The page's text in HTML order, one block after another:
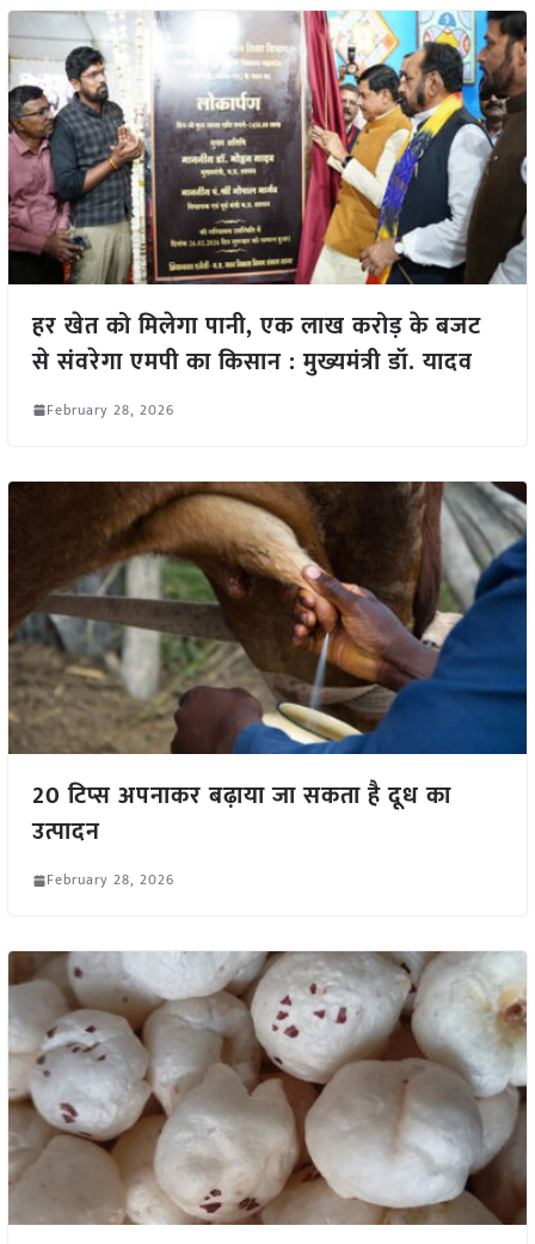
हर खेत को मिलेगा पानी, एक लाख करोड़ के बजट
से संवरेगा एमपी का किसान : मुख्यमंत्री डॉ. यादव
February 28, 2026
20 टिप्स अपनाकर बढ़ाया जा सकता है दूध का
उत्पादन
February 28, 2026